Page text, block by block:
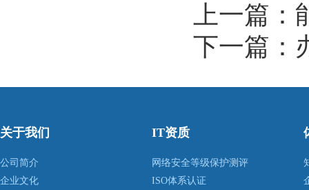
上一篇：
下一篇：
关于我们
公司简介
企业文化
IT资质
网络安全等级保护测评
ISO体系认证